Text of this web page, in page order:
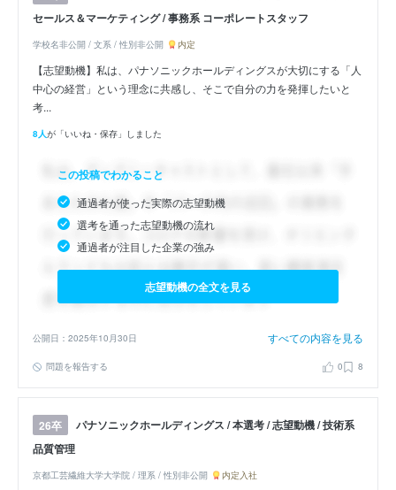
セールス＆マーケティング / 事務系 コーポレートスタッフ
学校名非公開 / 文系 / 性別非公開 内定
【志望動機】私は、パナソニックホールディングスが大切にする「人
中心の経営」という理念に共感し、そこで自分の力を発揮したいと
考...
8人が「いいね・保存」しました
この投稿でわかること
通過者が使った実際の志望動機
選考を通った志望動機の流れ
通過者が注目した企業の強み
志望動機の全文を見る
公開日：2025年10月30日 すべての内容を見る
問題を報告する 0 8
26卒
パナソニックホールディングス / 本選考 / 志望動機 / 技術系
品質管理
京都工芸繊維大学大学院 / 理系 / 性別非公開 内定入社